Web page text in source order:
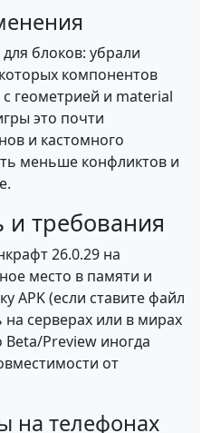
блоков: убрали
компонентов
геометрией и material
это почти
и кастомного
меньше конфликтов и
и требования
26.0.29 на
место в памяти и
APK (если ставите файл
серверах или в мирах
Preview иногда
от
на телефонах